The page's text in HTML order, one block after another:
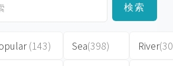
検索
(143)
Sea(398)
River